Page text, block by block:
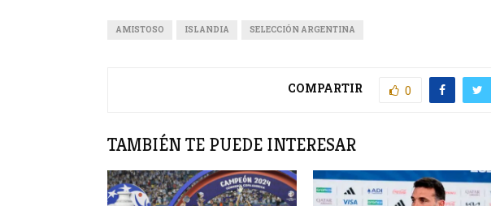
AMISTOSO ISLANDIA SELECCIÓN ARGENTINA
COMPARTIR 0
TAMBIÉN TE PUEDE INTERESAR